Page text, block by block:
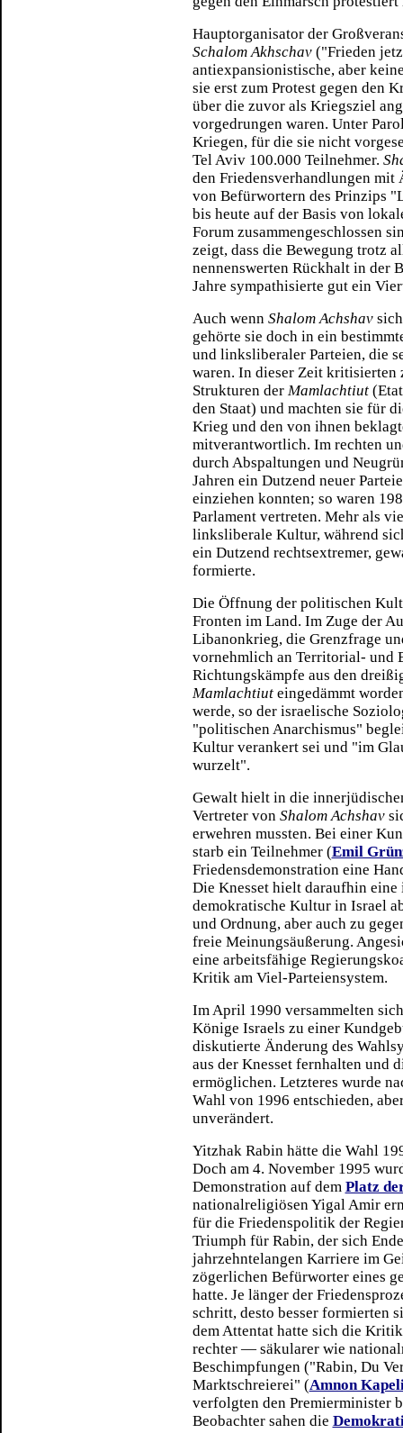
Hauptorganisator der
Schalom Akhschav("Frieden
antiexpansionistische, aber
sie erst zum Protest gegen den
über die zuvor als Kriegsziel
vorgedrungen waren. Unter
Kriegen, für die sie nicht
Tel Aviv 100.000 Teilnehmer.
den Friedensverhandlungen mit
von Befürwortern des Prinzips
bis heute auf der Basis von
Forum zusammengeschlossen
zeigt, dass die Bewegung trotz
nennenswerten Rückhalt in der
Jahre sympathisierte gut ein
Auch wenn Shalom Achshavsich
gehörte sie doch in ein
und linksliberaler Parteien, die
waren. In dieser Zeit kritisierten
Strukturen der Mamlachtiut
den Staat) und machten sie für
Krieg und den von ihnen
mitverantwortlich. Im rechten
durch Abspaltungen und
Jahren ein Dutzend neuer
einziehen konnten; so waren
Parlament vertreten. Mehr als
linksliberale Kultur, während
ein Dutzend rechtsextremer,
formierte.
Die Öffnung der politischen
Fronten im Land. Im Zuge der
Libanonkrieg, die Grenzfrage
vornehmlich an Territorial- und
Richtungskämpfe aus den
Mamlachtiuteingedämmt
werde, so der israelische
"politischen Anarchismus"
Kultur verankert sei und "im
wurzelt".
Gewalt hielt in die
Vertreter von Shalom Achshav
erwehren mussten. Bei einer
starb ein Teilnehmer (Emil
Friedensdemonstration eine
Die Knesset hielt daraufhin
demokratische Kultur in Israel
und Ordnung, aber auch zu
freie Meinungsäußerung.
eine arbeitsfähige
Kritik am Viel-Parteiensystem.
Im April 1990 versammelten
Könige Israels zu einer
diskutierte Änderung des
aus der Knesset fernhalten und
ermöglichen. Letzteres wurde
Wahl von 1996 entschieden,
unverändert.
Yitzhak Rabin hätte die Wahl
Doch am 4. November 1995
Demonstration auf dem Platz
nationalreligiösen Yigal Amir
für die Friedenspolitik der
Triumph für Rabin, der sich
jahrzehntelangen Karriere im
zögerlichen Befürworter eines
hatte. Je länger der
schritt, desto besser formierten
dem Attentat hatte sich die
rechter — säkularer wie
Beschimpfungen ("Rabin, Du
Marktschreierei" (Amnon
verfolgten den Premierminister
Beobachter sahen die